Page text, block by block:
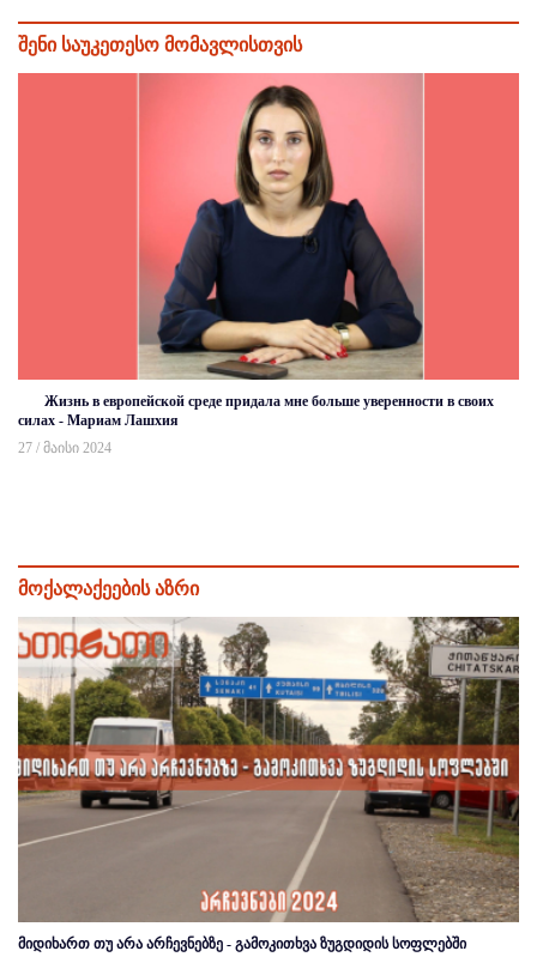
შენი საუკეთესო მომავლისთვის
Жизнь в европейской среде придала мне больше уверенности в своих
силах - Мариам Лашхия
27 / მაისი 2024
მოქალაქეების აზრი
მიდიხართ თუ არა არჩევნებზე - გამოკითხვა ზუგდიდის სოფლებში